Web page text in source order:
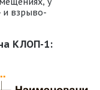
и взрыво-
КЛОП-1: